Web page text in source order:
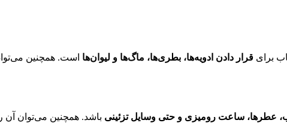
برای قرار دادن ادویه‌ها، بطری‌ها، ماگ‌ها و لیوان‌ها است. همچنین
عطرها، ساعت رومیزی و حتی وسایل تزئینی باشد. همچنین می‌توان آن